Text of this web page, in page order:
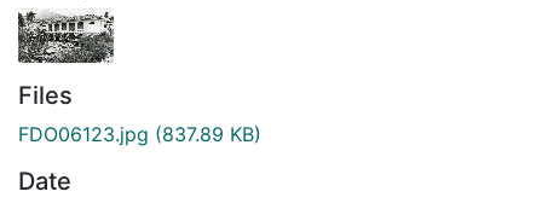
Files
FDO06123.jpg (837.89 KB)
Date